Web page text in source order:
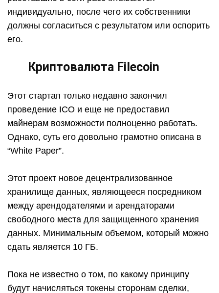
индивидуально, после чего их собственники
должны согласиться с результатом или оспорить
его.
Криптовалюта Filecoin
Этот стартап только недавно закончил
проведение ICO и еще не предоставил
майнерам возможности полноценно работать.
Однако, суть его довольно грамотно описана в
“White Paper”.
Этот проект новое децентрализованное
хранилище данных, являющееся посредником
между арендодателями и арендаторами
свободного места для защищенного хранения
данных. Минимальным объемом, который можно
сдать является 10 ГБ.
Пока не известно о том, по какому принципу
будут начисляться токены сторонам сделки,